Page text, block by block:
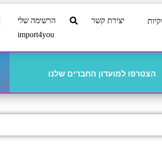
יצירת קשר
הרשימה שלי
import4you
הצטרפו למועדון החברים שלנו